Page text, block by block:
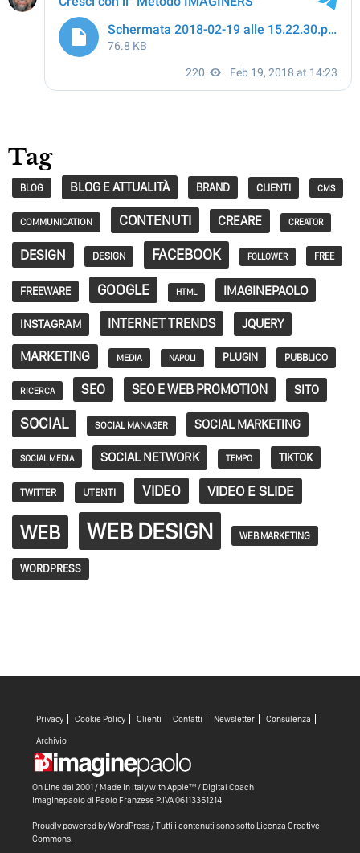
Tag
BLOG BLOG E ATTUALITÀ BRAND CLIENTI CMS
COMMUNICATION CONTENUTI CREARE CREATOR
DESIGN DESIGN FACEBOOK FOLLOWER FREE
FREEWARE GOOGLE HTML IMAGINEPAOLO
INSTAGRAM INTERNET TRENDS JQUERY
MARKETING MEDIA NAPOLI PLUGIN PUBBLICO
RICERCA SEO SEO E WEB PROMOTION SITO
SOCIAL SOCIAL MANAGER SOCIAL MARKETING
SOCIAL MEDIA SOCIAL NETWORK TEMPO TIKTOK
TWITTER UTENTI VIDEO VIDEO E SLIDE
WEB WEB DESIGN WEB MARKETING
WORDPRESS
Privacy Cookie Policy Clienti Contatti Newsletter Consulenza
Archivio
On Line dal 2001 / Made in Italy withApple™ / Digital Coach
imaginepaolo di Paolo Franzese P.IVA 06113351214
Proudly powered by WordPress/ Tutti i contenuti sono sotto Licenza Creative
Commons.